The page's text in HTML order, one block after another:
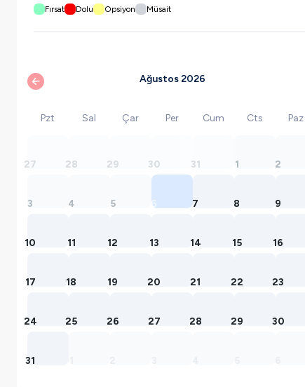
Fırsat Dolu Opsiyon Müsait
Ağustos 2026
Pzt Sal Çar Per Cum Cts Paz
27 28 29 30 31 1 2
3 4 5 6 7 8 9
10 11 12 13 14 15 16
17 18 19 20 21 22 23
24 25 26 27 28 29 30
31